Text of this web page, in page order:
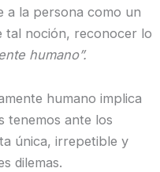
a la persona como un
tal noción, reconocer lo
humano”.
humano implica
tenemos ante los
única, irrepetible y
dilemas.